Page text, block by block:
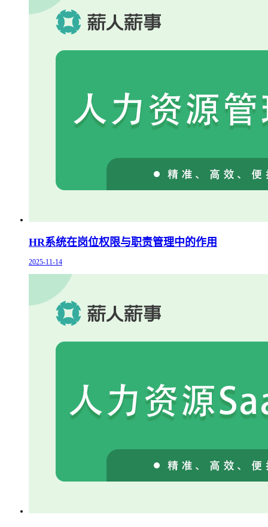
HR系统在岗位权限与职责管理中的作用
2025-11-14